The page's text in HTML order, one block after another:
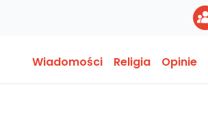
Wiadomości Religia Opinie